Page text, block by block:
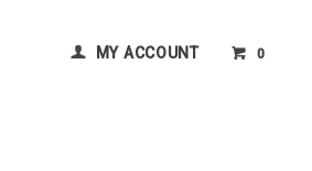
MY ACCOUNT 0